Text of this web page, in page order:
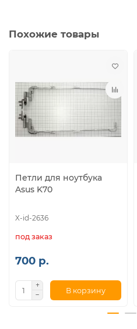
Похожие товары
Петли для ноутбука
Asus K70
X-id-2636
под заказ
700 р.
В корзину